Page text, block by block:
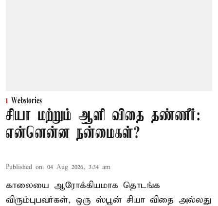
Webstories
சியா மற்றும் ஆளி விதை தண்ணீர்:
என்னென்ன நன்மைகள்?
Published on: 04 Aug 2026, 3:34 am
காலையை ஆரோக்கியமாக தொடங்க
விரும்புபவர்கள், ஒரு ஸ்பூன் சியா விதை அல்லது